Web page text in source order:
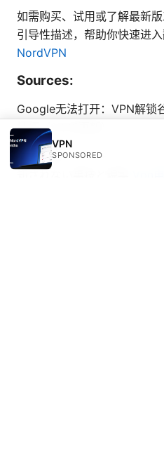
如需购买、试用或了解最新
引导性描述，帮助你快速进入
NordVPN
Sources:
Google无法打开：VPN解锁
技巧（2025更新）
Vpnがisp（インターネット
知されない裏技と現実
VPN
SPONSORED